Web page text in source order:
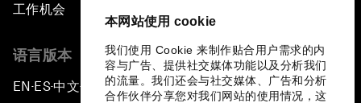
本网站使用 cookie
我们使用 Cookie 来制作贴合用户需求的内
容与广告、提供社交媒体功能以及分析我们
的流量。我们还会与社交媒体、广告和分析
合作伙伴分享您对我们网站的使用情况，这
工作机会
语言版本
EN ▪ES▪中文▪ 日本語